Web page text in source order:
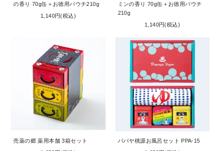
の香り 70g缶＋お徳用パウチ210g
1,140円(税込)
ミンの香り 70g缶＋お徳用パウチ
210g
1,140円(税込)
売薬の郷 薬用本舗 3箱セット
パパヤ桃源お風呂セット PPA-15